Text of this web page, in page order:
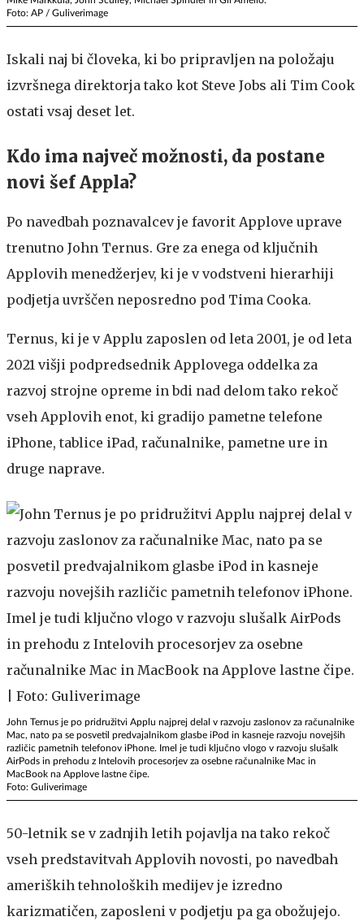
Foto: AP / Guliverimage
Iskali naj bi človeka, ki bo pripravljen na položaju
izvršnega direktorja tako kot Steve Jobs ali Tim Cook
ostati vsaj deset let.
Kdo ima največ možnosti, da postane
novi šef Appla?
Po navedbah poznavalcev je favorit Applove uprave
trenutno John Ternus. Gre za enega od ključnih
Applovih menedžerjev, ki je v vodstveni hierarhiji
podjetja uvrščen neposredno pod Tima Cooka.
Ternus, ki je v Applu zaposlen od leta 2001, je od leta
2021 višji podpredsednik Applovega oddelka za
razvoj strojne opreme in bdi nad delom tako rekoč
vseh Applovih enot, ki gradijo pametne telefone
iPhone, tablice iPad, računalnike, pametne ure in
druge naprave.
John Ternus je po pridružitvi Applu najprej delal v razvoju zaslonov za računalnike
Mac, nato pa se posvetil predvajalnikom glasbe iPod in kasneje razvoju novejših
različic pametnih telefonov iPhone. Imel je tudi ključno vlogo v razvoju slušalk
AirPods in prehodu z Intelovih procesorjev za osebne računalnike Mac in
MacBook na Applove lastne čipe.
Foto: Guliverimage
50-letnik se v zadnjih letih pojavlja na tako rekoč
vseh predstavitvah Applovih novosti, po navedbah
ameriških tehnoloških medijev je izredno
karizmatičen, zaposleni v podjetju pa ga obožujejo.